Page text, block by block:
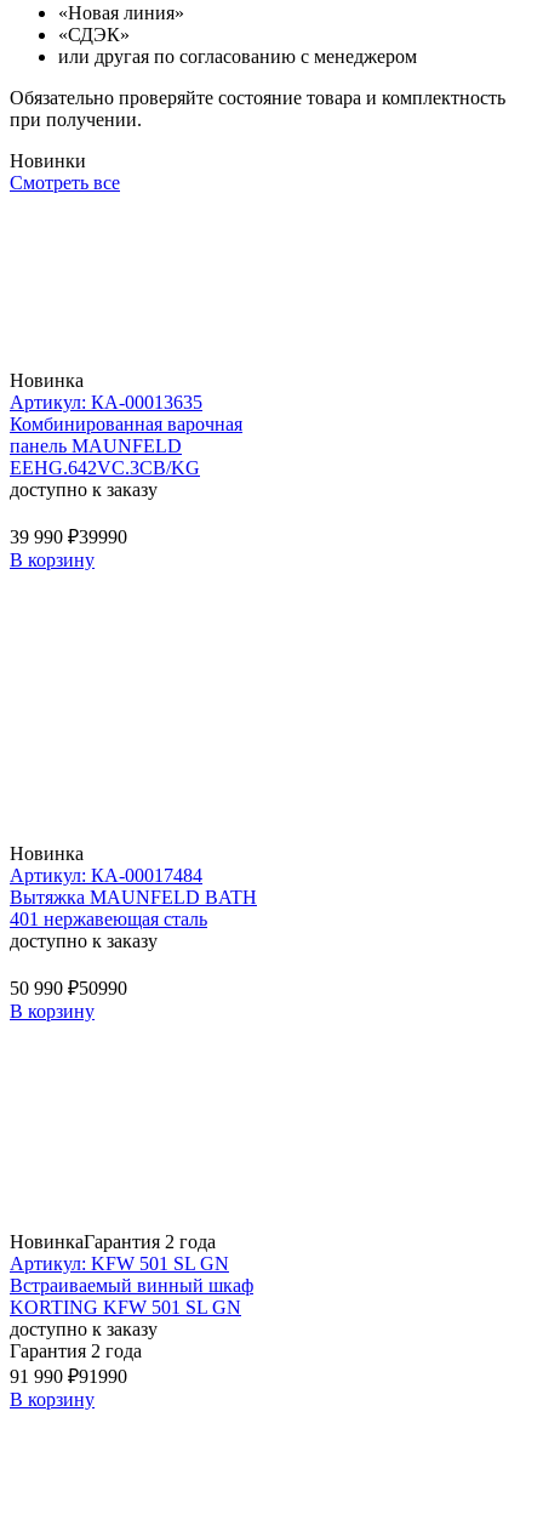
«Новая линия»
«СДЭК»
или другая по согласованию с менеджером
Обязательно проверяйте состояние товара и комплектность
при получении.
Новинки
Смотреть все
Новинка
Артикул: КА-00013635
Комбинированная варочная
панель MAUNFELD
EEHG.642VC.3CB/KG
доступно к заказу
39 990 ₽39990
В корзину
Новинка
Артикул: КА-00017484
Вытяжка MAUNFELD BATH
401 нержавеющая сталь
доступно к заказу
50 990 ₽50990
В корзину
НовинкаГарантия 2 года
Артикул: KFW 501 SL GN
Встраиваемый винный шкаф
KORTING KFW 501 SL GN
доступно к заказу
Гарантия 2 года
91 990 ₽91990
В корзину